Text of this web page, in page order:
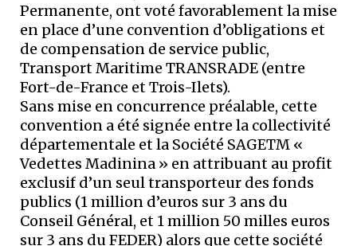
Permanente, ont voté favorablement la mise
en place d’une convention d’obligations et
de compensation de service public,
Transport Maritime TRANSRADE (entre
Fort-de-France et Trois-Ilets).
Sans mise en concurrence préalable, cette
convention a été signée entre la collectivité
départementale et la Société SAGETM «
Vedettes Madinina » en attribuant au profit
exclusif d’un seul transporteur des fonds
publics (1 million d’euros sur 3 ans du
Conseil Général, et 1 million 50 milles euros
sur 3 ans du FEDER) alors que cette société